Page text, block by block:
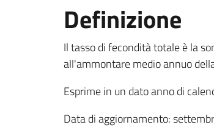
Definizione
Il tasso di fecondità totale è la
all'ammontare medio annuo
Esprime in un dato anno di
Data di aggiornamento: